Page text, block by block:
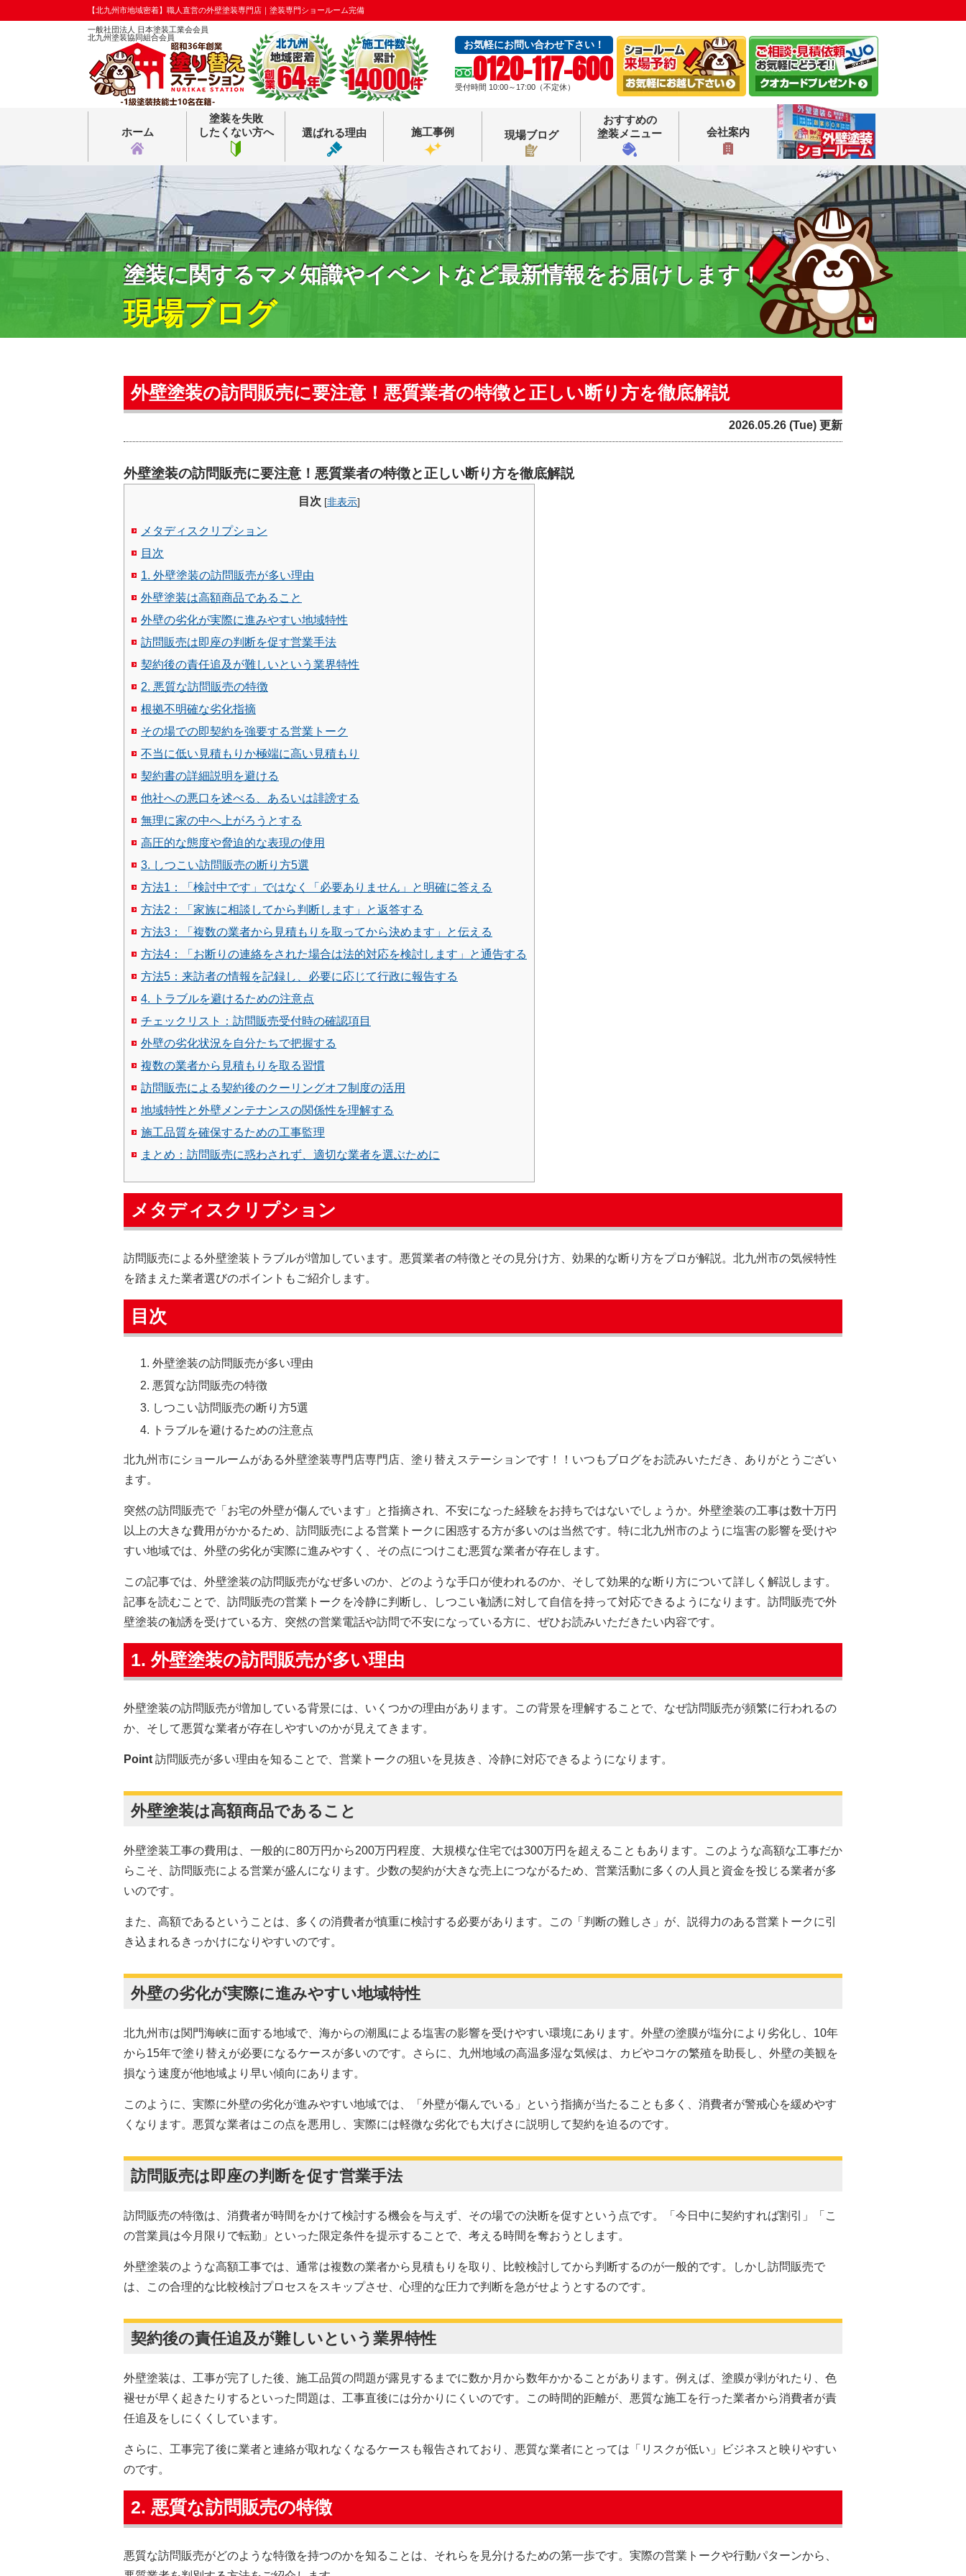
【北九州市地域密着】職人直営の外壁塗装専門店｜塗装専門ショールーム完備
一般社団法人 日本塗装工業会会員
北九州塗装協同組合会員
お気軽にお問い合わせ下さい！
0120-117-600
受付時間 10:00～17:00（不定休）
ホーム
塗装を失敗
したくない方へ
選ばれる理由 施工事例 現場ブログ
おすすめの
塗装メニュー
会社案内
塗装に関するマメ知識やイベントなど最新情報をお届けします！
現場ブログ
外壁塗装の訪問販売に要注意！悪質業者の特徴と正しい断り方を徹底解説
2026.05.26 (Tue) 更新
外壁塗装の訪問販売に要注意！悪質業者の特徴と正しい断り方を徹底解説
目次 [非表示]
メタディスクリプション
目次
1. 外壁塗装の訪問販売が多い理由
外壁塗装は高額商品であること
外壁の劣化が実際に進みやすい地域特性
訪問販売は即座の判断を促す営業手法
契約後の責任追及が難しいという業界特性
2. 悪質な訪問販売の特徴
根拠不明確な劣化指摘
その場での即契約を強要する営業トーク
不当に低い見積もりか極端に高い見積もり
契約書の詳細説明を避ける
他社への悪口を述べる、あるいは誹謗する
無理に家の中へ上がろうとする
高圧的な態度や脅迫的な表現の使用
3. しつこい訪問販売の断り方5選
方法1：「検討中です」ではなく「必要ありません」と明確に答える
方法2：「家族に相談してから判断します」と返答する
方法3：「複数の業者から見積もりを取ってから決めます」と伝える
方法4：「お断りの連絡をされた場合は法的対応を検討します」と通告する
方法5：来訪者の情報を記録し、必要に応じて行政に報告する
4. トラブルを避けるための注意点
チェックリスト：訪問販売受付時の確認項目
外壁の劣化状況を自分たちで把握する
複数の業者から見積もりを取る習慣
訪問販売による契約後のクーリングオフ制度の活用
地域特性と外壁メンテナンスの関係性を理解する
施工品質を確保するための工事監理
まとめ：訪問販売に惑わされず、適切な業者を選ぶために
メタディスクリプション
訪問販売による外壁塗装トラブルが増加しています。悪質業者の特徴とその見分け方、効果的な断り方をプロが解説。北九州市の気候特性
を踏まえた業者選びのポイントもご紹介します。
目次
外壁塗装の訪問販売が多い理由
悪質な訪問販売の特徴
しつこい訪問販売の断り方5選
トラブルを避けるための注意点
北九州市にショールームがある外壁塗装専門店専門店、塗り替えステーションです！！いつもブログをお読みいただき、ありがとうござい
ます。
突然の訪問販売で「お宅の外壁が傷んでいます」と指摘され、不安になった経験をお持ちではないでしょうか。外壁塗装の工事は数十万円
以上の大きな費用がかかるため、訪問販売による営業トークに困惑する方が多いのは当然です。特に北九州市のように塩害の影響を受けや
すい地域では、外壁の劣化が実際に進みやすく、その点につけこむ悪質な業者が存在します。
この記事では、外壁塗装の訪問販売がなぜ多いのか、どのような手口が使われるのか、そして効果的な断り方について詳しく解説します。
記事を読むことで、訪問販売の営業トークを冷静に判断し、しつこい勧誘に対して自信を持って対応できるようになります。訪問販売で外
壁塗装の勧誘を受けている方、突然の営業電話や訪問で不安になっている方に、ぜひお読みいただきたい内容です。
1. 外壁塗装の訪問販売が多い理由
外壁塗装の訪問販売が増加している背景には、いくつかの理由があります。この背景を理解することで、なぜ訪問販売が頻繁に行われるの
か、そして悪質な業者が存在しやすいのかが見えてきます。
Point 訪問販売が多い理由を知ることで、営業トークの狙いを見抜き、冷静に対応できるようになります。
外壁塗装は高額商品であること
外壁塗装工事の費用は、一般的に80万円から200万円程度、大規模な住宅では300万円を超えることもあります。このような高額な工事だか
らこそ、訪問販売による営業が盛んになります。少数の契約が大きな売上につながるため、営業活動に多くの人員と資金を投じる業者が多
いのです。
また、高額であるということは、多くの消費者が慎重に検討する必要があります。この「判断の難しさ」が、説得力のある営業トークに引
き込まれるきっかけになりやすいのです。
外壁の劣化が実際に進みやすい地域特性
北九州市は関門海峡に面する地域で、海からの潮風による塩害の影響を受けやすい環境にあります。外壁の塗膜が塩分により劣化し、10年
から15年で塗り替えが必要になるケースが多いのです。さらに、九州地域の高温多湿な気候は、カビやコケの繁殖を助長し、外壁の美観を
損なう速度が他地域より早い傾向にあります。
このように、実際に外壁の劣化が進みやすい地域では、「外壁が傷んでいる」という指摘が当たることも多く、消費者が警戒心を緩めやす
くなります。悪質な業者はこの点を悪用し、実際には軽微な劣化でも大げさに説明して契約を迫るのです。
訪問販売は即座の判断を促す営業手法
訪問販売の特徴は、消費者が時間をかけて検討する機会を与えず、その場での決断を促すという点です。「今日中に契約すれば割引」「こ
の営業員は今月限りで転勤」といった限定条件を提示することで、考える時間を奪おうとします。
外壁塗装のような高額工事では、通常は複数の業者から見積もりを取り、比較検討してから判断するのが一般的です。しかし訪問販売で
は、この合理的な比較検討プロセスをスキップさせ、心理的な圧力で判断を急がせようとするのです。
契約後の責任追及が難しいという業界特性
外壁塗装は、工事が完了した後、施工品質の問題が露見するまでに数か月から数年かかることがあります。例えば、塗膜が剥がれたり、色
褪せが早く起きたりするといった問題は、工事直後には分かりにくいのです。この時間的距離が、悪質な施工を行った業者から消費者が責
任追及をしにくくしています。
さらに、工事完了後に業者と連絡が取れなくなるケースも報告されており、悪質な業者にとっては「リスクが低い」ビジネスと映りやすい
のです。
2. 悪質な訪問販売の特徴
悪質な訪問販売がどのような特徴を持つのかを知ることは、それらを見分けるための第一歩です。実際の営業トークや行動パターンから、